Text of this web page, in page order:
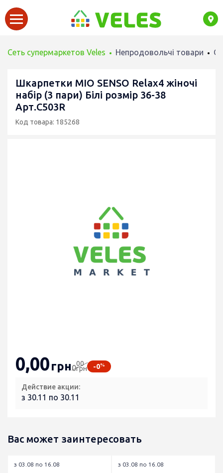
Сеть супермаркетов Veles Непродовольчі товари
Шкарпетки MIO SENSO Relax4 жіночі
набір (3 пари) Білі розмір 36-38
Арт.C503R
Код товара: 185268
0,00грн000
грн -0%
Действие акции:
з 30.11 по 30.11
Вас может заинтересовать
з 03.08 по 16.08 з 03.08 по 16.08